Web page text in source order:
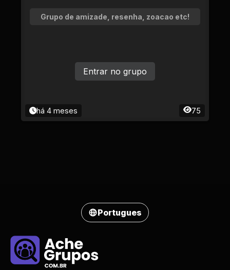
Grupo de amizade, resenha, zoacao etc!
há 4 meses 75
Entrar no grupo
Portugues